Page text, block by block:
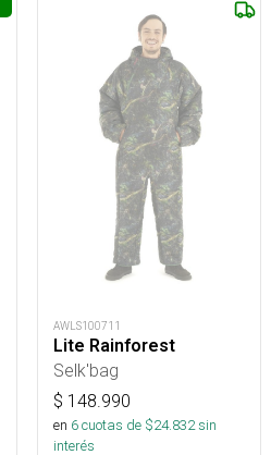
AWLS100711
Lite Rainforest
Selk'bag
$ 148.990
en 6cuotas de $24.832sin
interés